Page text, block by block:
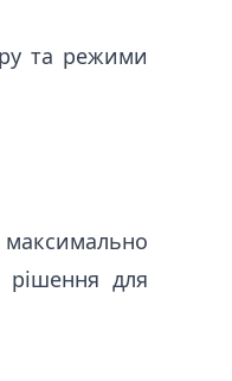
та режими
рішення для